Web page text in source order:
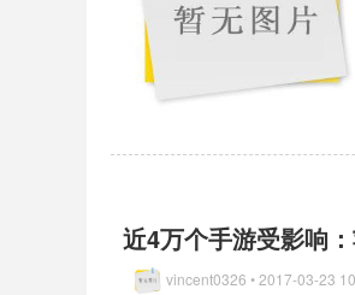
近4万个手游受影响
vincent0326 • 2017-03-23